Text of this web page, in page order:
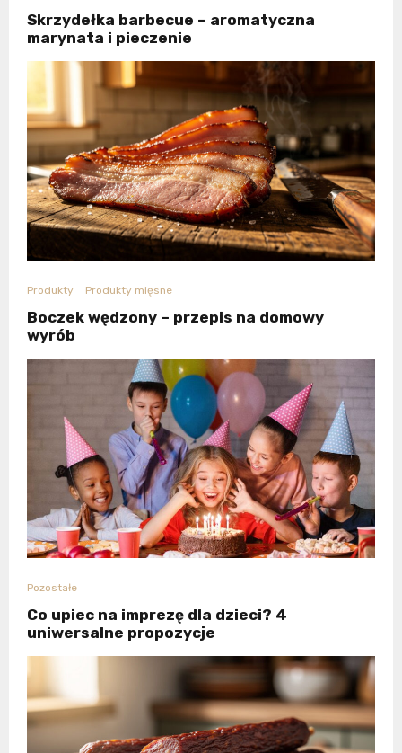
Skrzydełka barbecue – aromatyczna
marynata i pieczenie
Produkty Produkty mięsne
Boczek wędzony – przepis na domowy
wyrób
Pozostałe
Co upiec na imprezę dla dzieci? 4
uniwersalne propozycje